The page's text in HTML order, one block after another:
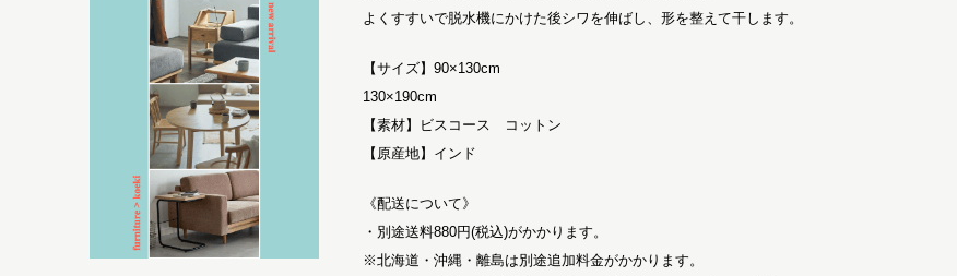
よくすすいで脱水機にかけた後シワを伸ばし、形を整えて干します。
【サイズ】90×130cm
130×190cm
【素材】ビスコース コットン
【原産地】インド
《配送について》
・別途送料880円(税込)がかかります。
※北海道・沖縄・離島は別途追加料金がかかります。